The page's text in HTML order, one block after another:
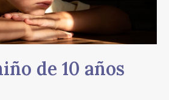
de 10 años